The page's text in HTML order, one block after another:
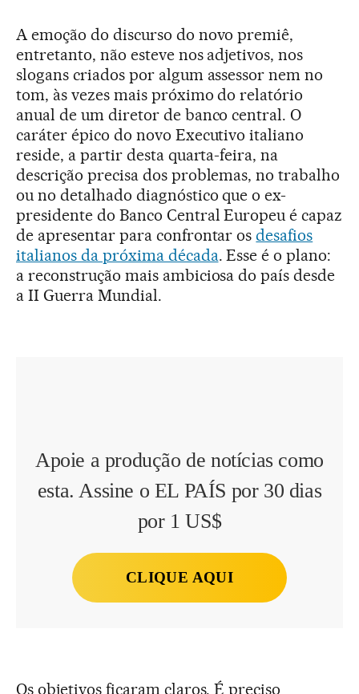
A emoção do discurso do novo premiê,
entretanto, não esteve nos adjetivos, nos
slogans criados por algum assessor nem no
tom, às vezes mais próximo do relatório
anual de um diretor de banco central. O
caráter épico do novo Executivo italiano
reside, a partir desta quarta-feira, na
descrição precisa dos problemas, no trabalho
ou no detalhado diagnóstico que o ex-
presidente do Banco Central Europeu é capaz
de apresentar para confrontar osdesafios
italianos da próxima década. Esse é o plano:
a reconstrução mais ambiciosa do país desde
a II Guerra Mundial.
Apoie a produção de notícias como
esta. Assine o EL PAÍS por 30 dias
por 1 US$
CLIQUE AQUI
Os objetivos ficaram claros. É preciso